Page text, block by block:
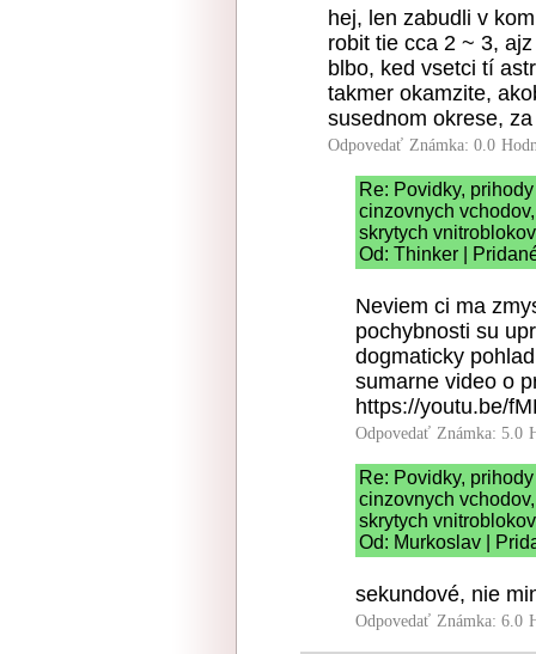
hej, len zabudli v
robit tie cca 2 ~ 3,
blbo, ked vsetci tí
takmer okamzite,
susednom okrese,
Odpovedať Známka: 0.0
Re: Povidky,
cinzovnych
skrytych vnitroblokov
Od: Thinker |
Neviem ci ma
pochybnosti su
dogmaticky
sumarne video o
https://youtu.be/
Odpovedať Známka: 5.0
Re: Povidky,
cinzovnych
skrytych vnitroblokov
Od: Murkoslav |
sekundové, nie
Odpovedať Známka: 6.0